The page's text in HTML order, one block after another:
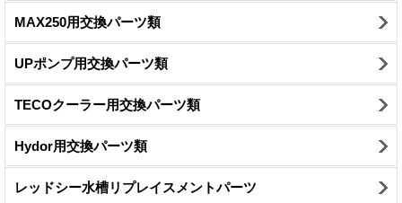
MAX250用交換パーツ類
UPポンプ用交換パーツ類
TECOクーラー用交換パーツ類
Hydor用交換パーツ類
レッドシー水槽リプレイスメントパーツ